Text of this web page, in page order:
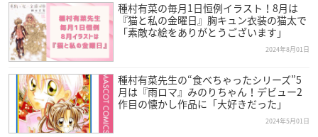
種村有菜の毎月1日恒例イラスト！8月は
『猫と私の金曜日』胸キュン衣装の猫太で
「素敵な絵をありがとうございます」
2024年8月01日
種村有菜先生の“食べちゃったシリーズ”5
月は『雨ロマ』みのりちゃん！デビュー2
作目の懐かし作品に「大好きだった」
2024年5月01日